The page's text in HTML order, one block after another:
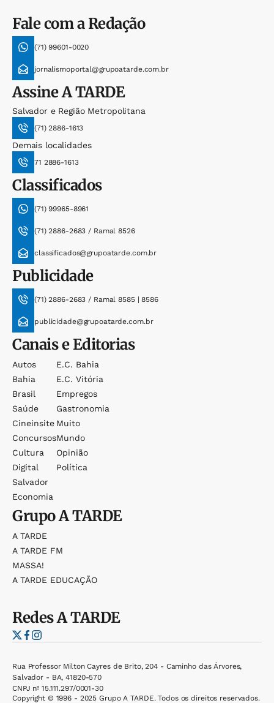
Fale com a Redação
(71) 99601-0020
jornalismoportal@grupoatarde.com.br
AssineA TARDE
Salvador e Região Metropolitana
(71) 2886-1613
Demais localidades
71 2886-1613
Classificados
(71) 99965-8961
(71) 2886-2683 / Ramal 8526
classificados@grupoatarde.com.br
Publicidade
(71) 2886-2683 / Ramal 8585 | 8586
publicidade@grupoatarde.com.br
Canais e Editorias
Autos
Bahia
Brasil
Saúde
Cineinsite
Concursos
Cultura
Digital
Salvador
Economia
E.c. Bahia
E.c. Vitória
Empregos
Gastronomia
Muito
Mundo
Opinião
Política
GrupoA TARDE
A TARDE
A TARDE FM
MASSA!
A TARDE EDUCAÇÃO
RedesA TARDE
Rua Professor Milton Cayres de Brito, 204 - Caminho das Árvores,
Salvador - BA, 41820-570
CNPJ nº 15.111.297/0001-30
Copyright © 1996 - 2025 Grupo A TARDE. Todos os direitos reservados.